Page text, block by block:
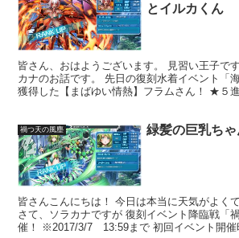
とイルカくん
皆さん、おはようございます。 見習い王子で
カナのお話です。 先日の復刻水着イベント「
獲得した【まばゆい情熱】フラムさん！ ★５
禍つ天の風塵 緑髪の巨乳ちゃ
皆さんこんにちは！ 今日は本当に天気がよく
さて、ソラカナですが 復刻イベント降臨戦「
催！ ※2017/3/7 13:59まで 初回イベント開催